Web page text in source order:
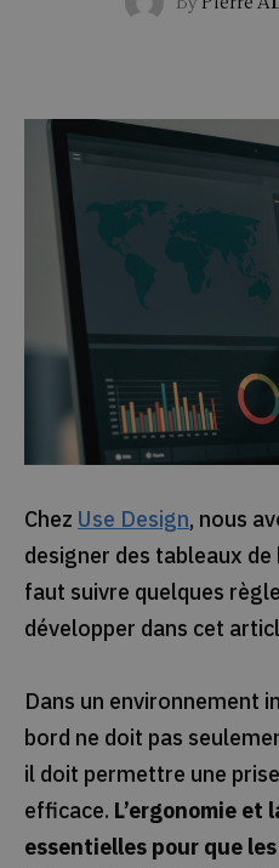
Chez Use Design, nous
designer des tableaux
faut suivre quelques
développer dans cet
Dans un environnement
bord ne doit pas
il doit permettre une
efficace. L’ergonomie et
essentielles pour que